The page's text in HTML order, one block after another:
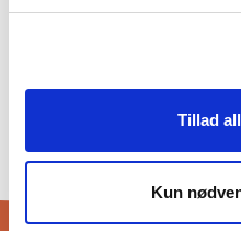
Tillad
Kun
Ođđasat